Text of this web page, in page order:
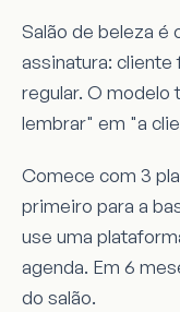
Salão de beleza é
assinatura:
regular. O modelo
lembrar" em "a
Comece com 3
primeiro para a
use uma
agenda. Em 6
do salão.